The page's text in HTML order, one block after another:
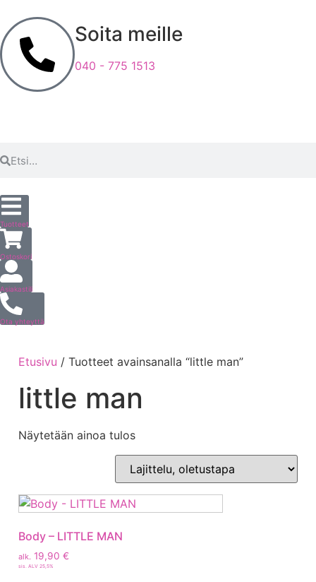
Soita meille
040 - 775 1513
Tuotteet
Ostoskori
Asiakastili
Ota yhteyttä
Etusivu / Tuotteet avainsanalla “little man”
little man
Näytetään ainoa tulos
Body – LITTLE MAN
alk. 19,90 €
sis. ALV 25,5%